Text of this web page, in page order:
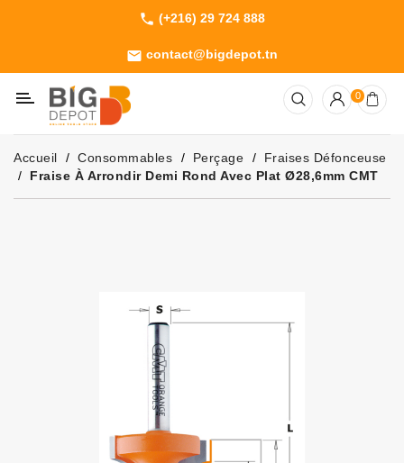
phone (+216) 29 724 888
email contact@bigdepot.tn
Machines
Outillage
Jardinage
Consommables
0
Accueil Consommables Perçage
Fraises Défonceuse
Fraise À Arrondir Demi Rond Avec Plat Ø28,6mm CMT